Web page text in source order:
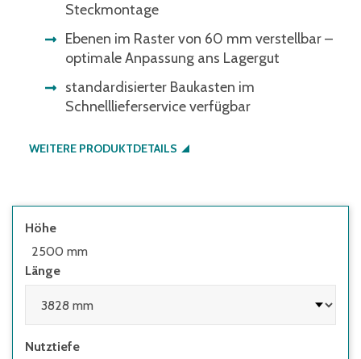
Steckmontage
Ebenen im Raster von 60 mm verstellbar –
optimale Anpassung ans Lagergut
standardisierter Baukasten im
Schnelllieferservice verfügbar
WEITERE PRODUKTDETAILS
Höhe
2500 mm
Länge
Nutztiefe